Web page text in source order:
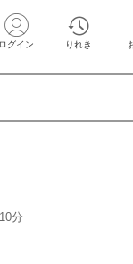
ログイン りれき
分